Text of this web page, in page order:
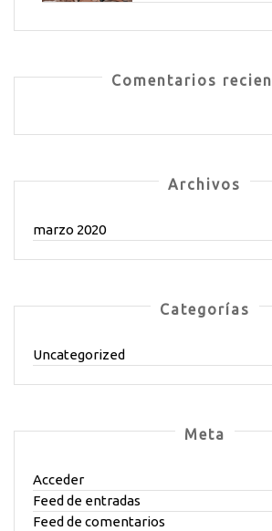
Comentarios
Archivos
marzo 2020
Categorías
Uncategorized
Meta
Acceder
Feed de entradas
Feed de comentarios